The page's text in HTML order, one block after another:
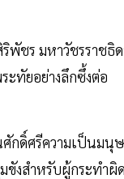
พัชร มหาวัชรราชธิ
ะทัยอย่างลึกซึ้งต่อ
กดิ์ศรีความเป็นมนุ
ขังสำหรับผู้กระทำผิด